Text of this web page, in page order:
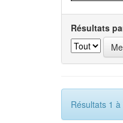
Résultats
Résultats 1